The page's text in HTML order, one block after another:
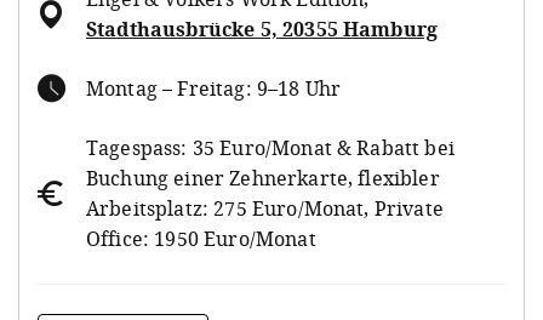
Stadthausbrücke 5, 20355 Hamburg
Montag – Freitag: 9–18 Uhr
Tagespass: 35 Euro/Monat & Rabatt bei
Buchung einer Zehnerkarte, flexibler
Arbeitsplatz: 275 Euro/Monat, Private
Office: 1950 Euro/Monat